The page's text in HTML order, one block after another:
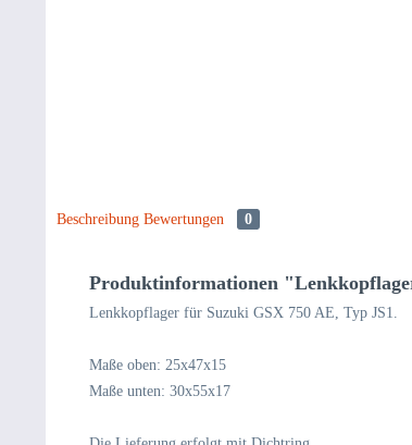
Beschreibung Bewertungen 0
Produktinformationen
Lenkkopflager für Suzuki GSX 750 AE, Typ JS1.
Maße oben: 25x47x15
Maße unten: 30x55x17